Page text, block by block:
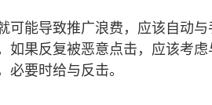
可能导致推广浪费，应该自动
如果反复被恶意点击，应该考
要时给与反击。